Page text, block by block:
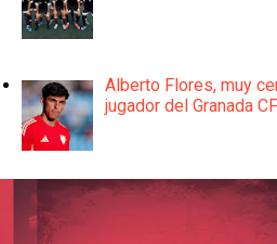
Alberto Flores, muy
jugador del Granada CF